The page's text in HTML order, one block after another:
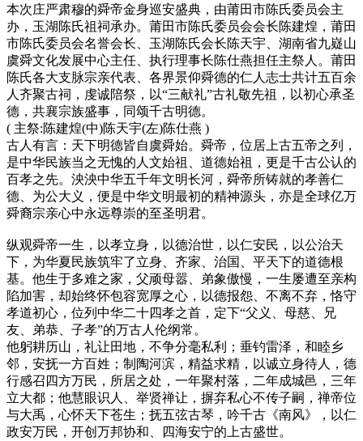
本次庄严肃穆的舜帝金身巡安盛典，由莆田市陈氏委员会主
办，玉湖陈氏祖祠承办。莆田市陈氏委员会会长陈建煌，莆田
市陈氏委员会名誉会长、玉湖陈氏会长陈天宇、湖南省九嶷山
虞舜文化发展中心主任、执行理事长陈仕燕担任主祭人。莆田
陈氏各大支脉宗亲代表、各界景仰舜德的仁人志士共计五百余
人齐聚古祠，虔诚陪祭，以“三献礼”古礼敬先祖，以初心承圣
德，共襄宗族盛事，同颂千古明德。
( 主祭:陈建煌(中)陈天宇(左)陈仕燕 )
古人有言：天下明德皆自虞舜始。舜帝，位居上古五帝之列，
是中华民族当之无愧的人文始祖、道德始祖，更是千古公认的
百孝之先。泱泱中华五千年文明长河，舜帝所铸就的孝善仁
德、为公大义，便是中华文明最初的精神源头，亦是全球亿万
舜裔宗亲心中永远尊崇的至圣明君。
纵观舜帝一生，以孝立身，以德治世，以仁安民，以公治天
下，为华夏民族筑牢了立身、齐家、治国、平天下的道德根
基。他生于多难之家，父顽母嚣、弟象傲慢，一生屡遭至亲构
陷加害，却始终怀包容宽厚之心，以德报怨、不离不弃，恪守
孝道初心，位列中华二十四孝之首，定下“父义、母慈、兄
友、弟恭、子孝”的万古人伦纲常。
他躬耕历山，礼让田地，不争分毫私利；垂钓雷泽，和睦乡
邻，安抚一方百姓；制陶河滨，精益求精，以诚立身待人，德
行感召四方万民，所居之处，一年聚村落，二年成城邑，三年
立大都；他慧眼识人、举贤禅让，摒弃私心不传子嗣，禅帝位
与大禹，心怀天下苍生；抚五弦古琴，吟千古《南风》，以仁
政安万民，开创万邦协和、四海安宁的上古盛世。